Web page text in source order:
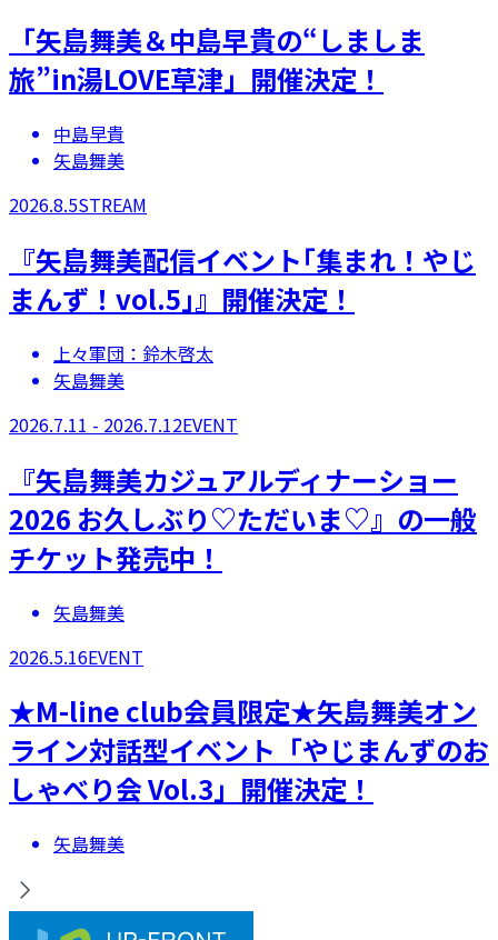
「矢島舞美＆中島早貴の“しましま
旅”in湯LOVE草津」開催決定！
中島早貴
矢島舞美
2026.8.5STREAM
『矢島舞美配信イベント｢集まれ！やじ
まんず！vol.5｣』開催決定！
上々軍団：鈴木啓太
矢島舞美
2026.7.11 - 2026.7.12EVENT
『矢島舞美カジュアルディナーショー
2026 お久しぶり♡ただいま♡』の一般
チケット発売中！
矢島舞美
2026.5.16EVENT
★M-line club会員限定★矢島舞美オン
ライン対話型イベント「やじまんずのお
しゃべり会 Vol.3」開催決定！
矢島舞美